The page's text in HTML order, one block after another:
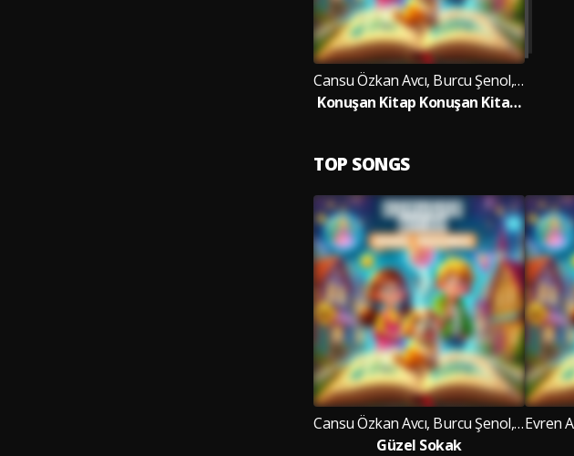
Cansu Özkan Avcı, Burcu Şenol, Kerem Keskin and Evren Alganatay
Konuşan Kitap Konuşan Kitap Çocuk Şarkıları
TOP SONGS
Cansu Özkan Avcı, Burcu Şenol, Kerem Keskin and Evren Alganatay
Güzel Sokak